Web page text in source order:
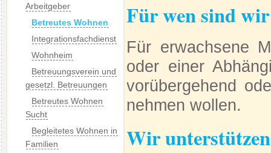
Für wen sind
Für erwachsene
oder einer
vorübergehend
nehmen wollen.
Wir
Arbeitgeber
Betreutes Wohnen
Integrationsfachdienst
Wohnheim
Betreuungsverein und
gesetzl. Betreuungen
Betreutes Wohnen
Sucht
Begleitetes Wohnen in
Familien